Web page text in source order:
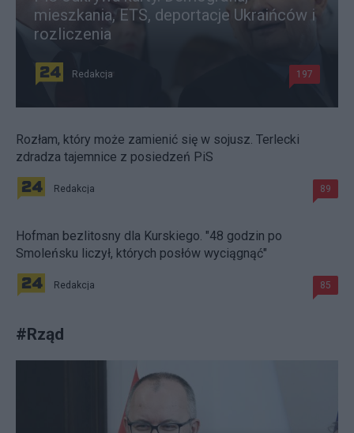
mieszkania, ETS, deportacje Ukraińców i
rozliczenia
Redakcja 197
Rozłam, który może zamienić się w sojusz. Terlecki
zdradza tajemnice z posiedzeń PiS
Redakcja 89
Hofman bezlitosny dla Kurskiego. "48 godzin po
Smoleńsku liczył, których posłów wyciągnąć"
Redakcja 85
#Rząd